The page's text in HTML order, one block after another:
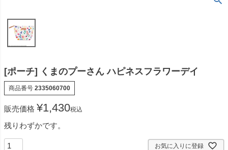
[ポーチ] くまのプーさん ハピネスフラワーデイ
商品番号 2335060700
販売価格 ¥1,430税込
残りわずかです。
お気に入りに登録